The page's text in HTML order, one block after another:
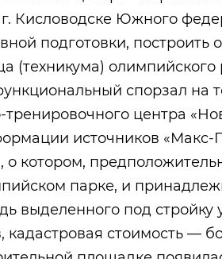
Кисловодске Южного
подготовки, построить
(техникума)
спорзал на
тренировочного центра
источников «Макс-
о котором,
парке, и
выделенного под стройку
кадастровая стоимость —